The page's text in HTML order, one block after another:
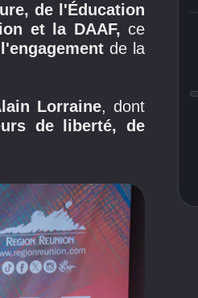
de l'Éducation
et la DAAF, ce
de la
Lorraine, dont
de liberté, de